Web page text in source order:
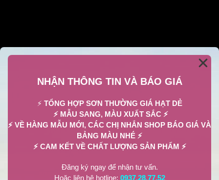
NHẬN THÔNG TIN VÀ BÁO GIÁ
⚡ TỔNG HỢP SƠN THƯỜNG GIÁ HẠT DẺ
⚡ MẪU SANG, MÀU XUẤT SẮC ⚡
⚡ VỀ HÀNG MẪU MỚI, CÁC CHỊ NHẮN SHOP BÁO GIÁ VÀ
BẢNG MÀU NHÉ ⚡
⚡ CAM KẾT VỀ CHẤT LƯỢNG SẢN PHẨM ⚡
Đăng ký ngay để nhận tư vấn.
Hoặc liên hệ hotline: 0937.28.77.52